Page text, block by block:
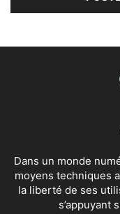
Dans un monde
moyens techniques
la liberté de ses
s’appuyant